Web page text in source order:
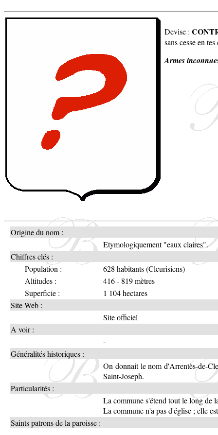
Devise :
sans cesse en
Armes
Origine du nom :
Etymologiquement "eaux claires".
Chiffres clés :
Population :
628 habitants (Cleurisiens)
Altitudes :
416 - 819 mètres
Superficie :
1 104 hectares
Site Web :
Site officiel
A voir :
-
Généralités historiques :
On donnait le nom d'Arrentès-de-
Saint-Joseph.
Particularités :
La commune s'étend tout le long de
La commune n'a pas d'église ; elle
Saints patrons de la paroisse :